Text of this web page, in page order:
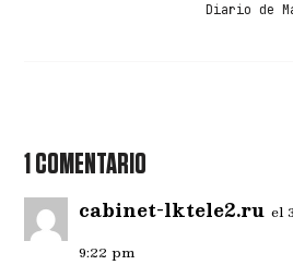
Diario de
1 COMENTARIO
cabinet-lktele2.ru el
9:22 pm